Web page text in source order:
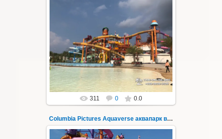
23.10.2022
Columbia Pictures Aquaverse - новый
тематический аквапарк в Паттайе.
Открыт в октябре 2022 после
модернизации и смены...
Thai-Online
311 0 0.0
Columbia Pictures Aquaverse аквапарк в Паттайе 35